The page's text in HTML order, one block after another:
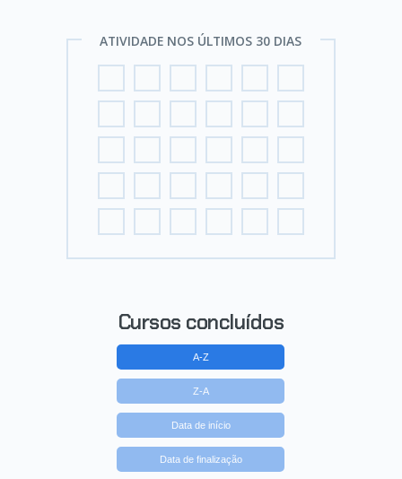
ATIVIDADE NOS ÚLTIMOS 30 DIAS
Cursos concluídos
A-Z
Z-A
Data de início
Data de finalização